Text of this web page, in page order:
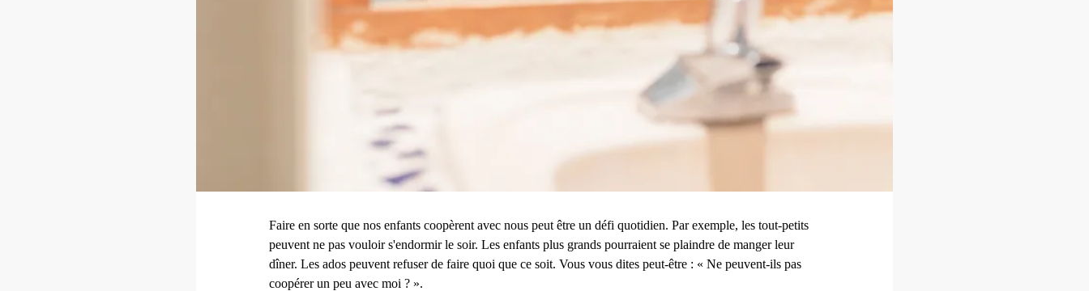
Faire en sorte que nos enfants coopèrent avec nous peut être un défi quotidien. Par exemple, les tout-petits
peuvent ne pas vouloir s'endormir le soir. Les enfants plus grands pourraient se plaindre de manger leur
dîner. Les ados peuvent refuser de faire quoi que ce soit. Vous vous dites peut-être : « Ne peuvent-ils pas
coopérer un peu avec moi ? ».